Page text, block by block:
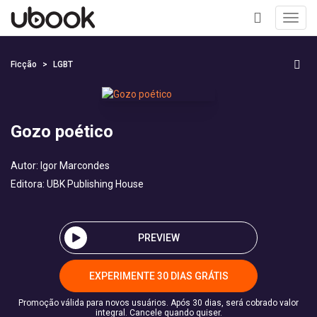
+
Ficção LGBT
Gozo poético
Autor: Igor Marcondes
Editora: UBK Publishing House
PREVIEW
EXPERIMENTE 30 DIAS GRÁTIS
Promoção válida para novos usuários. Após 30 dias, será cobrado valor
integral. Cancele quando quiser.